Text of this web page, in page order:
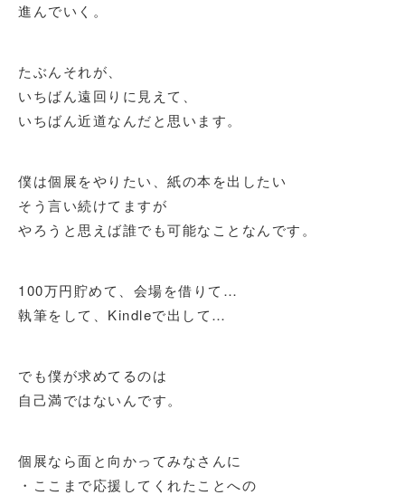
進んでいく。
たぶんそれが、
いちばん遠回りに見えて、
いちばん近道なんだと思います。
僕は個展をやりたい、紙の本を出したい
そう言い続けてますが
やろうと思えば誰でも可能なことなんです。
100万円貯めて、会場を借りて…
執筆をして、Kindleで出して…
でも僕が求めてるのは
自己満ではないんです。
個展なら面と向かってみなさんに
・ここまで応援してくれたことへの